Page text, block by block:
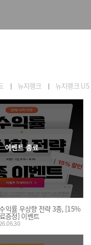
뉴지랭크 뉴지랭크 US
이벤트 종료
익률 우상향 전략 3종, [15%
증정] 이벤트